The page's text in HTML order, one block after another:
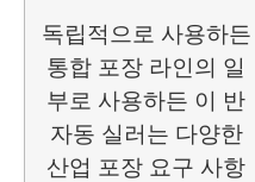
독립적으로 사용하든
통합 포장 라인의 일
부로 사용하든 이 반
자동 실러는 다양한
산업 포장 요구 사항